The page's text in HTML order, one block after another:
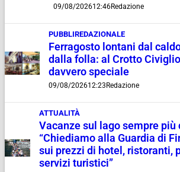
09/08/202612:46Redazione
PUBBLIREDAZIONALE
Ferragosto lontani dal
dalla folla: al Crotto
davvero speciale
09/08/202612:23 Redazione
ATTUALITÀ
Vacanze sul lago sempre più
“Chiediamo alla Guardia di
sui prezzi di hotel, ristoranti,
servizi turistici”